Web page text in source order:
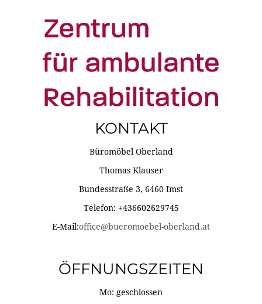
KONTAKT
Büromöbel Oberland
Thomas Klauser
Bundesstraße 3, 6460 Imst
Telefon: +436602629745
E-Mail:office@bueromoebel-oberland.at
ÖFFNUNGSZEITEN
Mo: geschlossen